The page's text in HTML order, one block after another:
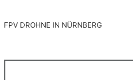
FPV DROHNE IN NÜRNBERG